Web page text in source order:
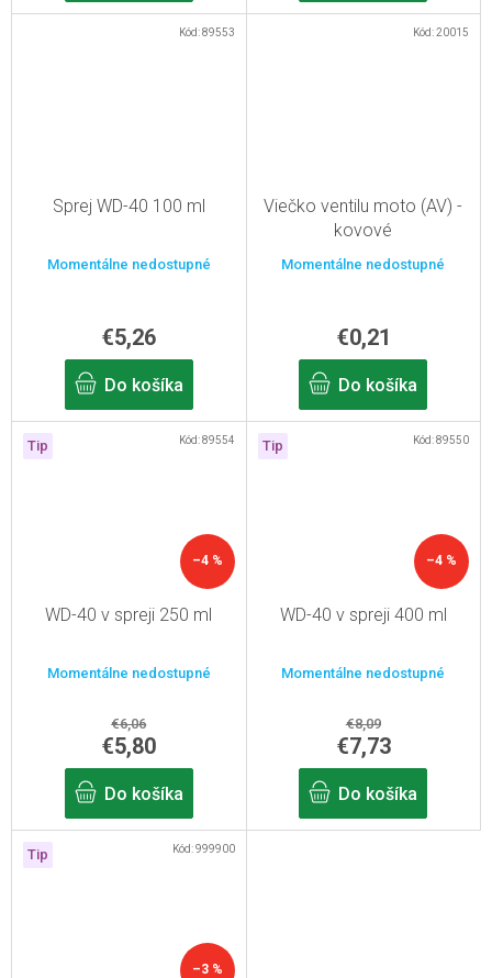
Sprej WD-40 100 ml
Momentálne nedostupné
€5,26
Do košíka
Kód:89553
Viečko ventilu moto (AV) -
kovové
Momentálne nedostupné
€0,21
Do košíka
Kód:20015
Tip
–4 %
WD-40 v spreji 250 ml
Momentálne nedostupné
€6,06
€5,80
Do košíka
Kód:89554 Tip
–4 %
WD-40 v spreji 400 ml
Momentálne nedostupné
€8,09
€7,73
Do košíka
Kód:89550
Tip
–3 %
Kód:999900